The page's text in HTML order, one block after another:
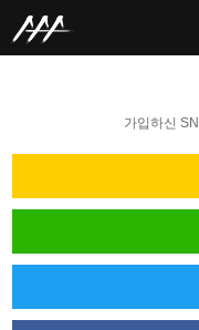
가입하신